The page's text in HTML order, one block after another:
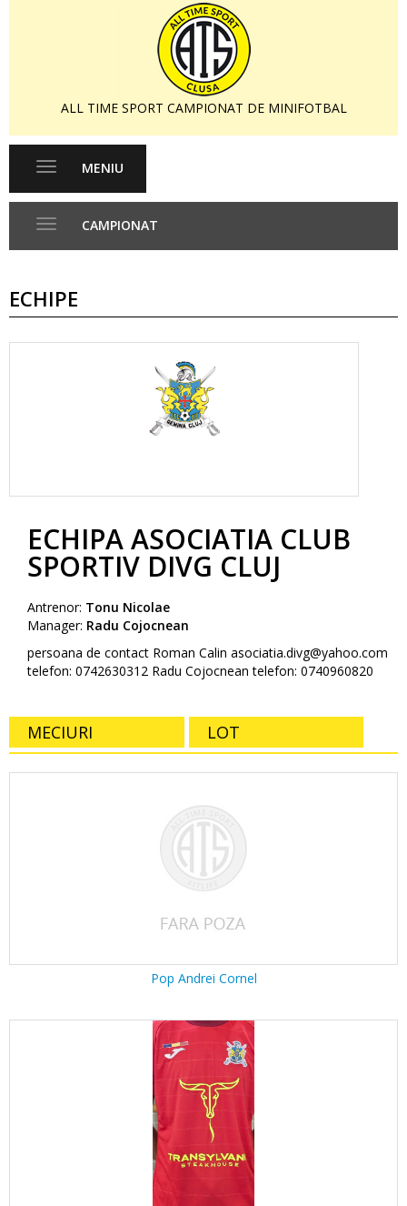
ALL TIME SPORT CAMPIONAT DE MINIFOTBAL
Toggle
MENIU
CAMPIONAT
ECHIPE
ECHIPA ASOCIATIA CLUB
SPORTIV DIVG CLUJ
Antrenor: Tonu Nicolae
Manager: Radu Cojocnean
persoana de contact Roman Calin asociatia.divg@yahoo.com
telefon: 0742630312 Radu Cojocnean telefon: 0740960820
MECIURI LOT
Pop Andrei Cornel